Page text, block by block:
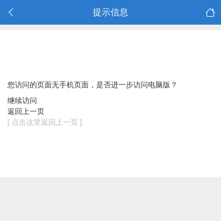
提示信息
您访问的页面无手机页面，是否进一步访问电脑版？
继续访问
返回上一页
[ 点击这里返回上一页 ]